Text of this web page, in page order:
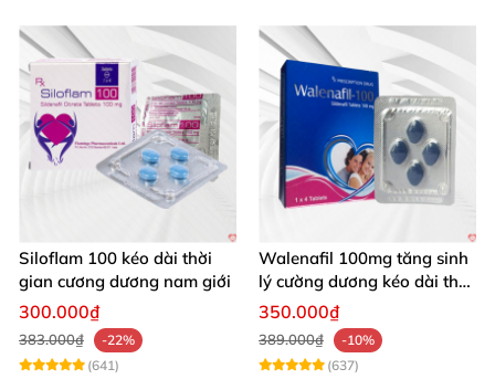
Siloflam 100 kéo dài thời
gian cương dương nam giới
300.000₫
383.000₫
-22%
(641)
Walenafil 100mg tăng sinh
lý cường dương kéo dài thời
gian
350.000₫
389.000₫
-10%
(637)